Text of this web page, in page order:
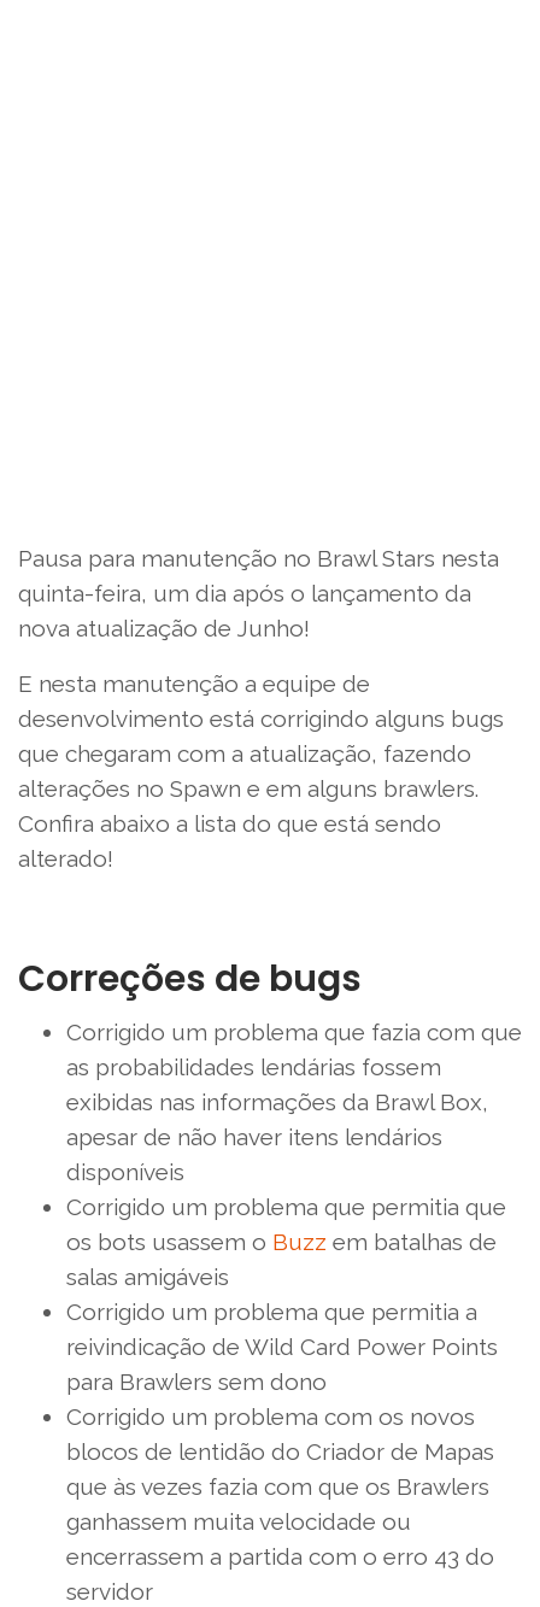
Pausa para manutenção no Brawl Stars nesta
quinta-feira, um dia após o lançamento da
nova atualização de Junho!
E nesta manutenção a equipe de
desenvolvimento está corrigindo alguns bugs
que chegaram com a atualização, fazendo
alterações no Spawn e em alguns brawlers.
Confira abaixo a lista do que está sendo
alterado!
Correções de bugs
Corrigido um problema que fazia com que
as probabilidades lendárias fossem
exibidas nas informações da Brawl Box,
apesar de não haver itens lendários
disponíveis
Corrigido um problema que permitia que
os bots usassem o Buzz em batalhas de
salas amigáveis
Corrigido um problema que permitia a
reivindicação de Wild Card Power Points
para Brawlers sem dono
Corrigido um problema com os novos
blocos de lentidão do Criador de Mapas
que às vezes fazia com que os Brawlers
ganhassem muita velocidade ou
encerrassem a partida com o erro 43 do
servidor